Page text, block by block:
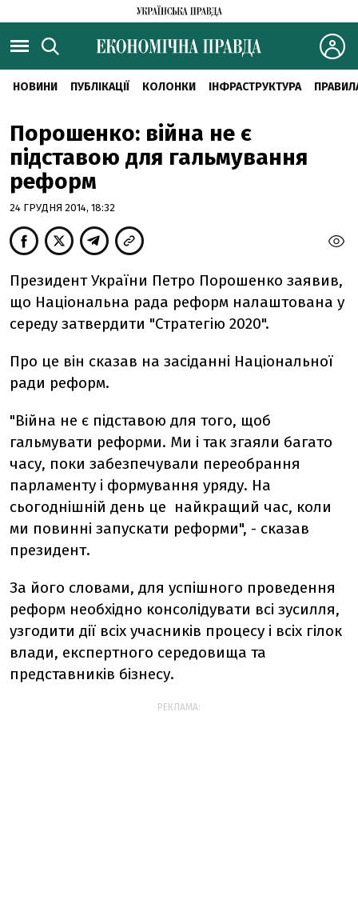
НОВИНИ ПУБЛІКАЦІЇ КОЛОНКИ ІНФРАСТРУКТУРА
Порошенко: війна не є
підставою для гальмування
реформ
24 ГРУДНЯ 2014, 18:32
Президент України Петро Порошенко заявив,
що Національна рада реформ налаштована у
середу затвердити "Стратегію 2020".
Про це він сказав на засіданні Національної
ради реформ.
"Війна не є підставою для того, щоб
гальмувати реформи. Ми і так згаяли багато
часу, поки забезпечували переобрання
парламенту і формування уряду. На
сьогоднішній день це найкращий час, коли
ми повинні запускати реформи", - сказав
президент.
За його словами, для успішного проведення
реформ необхідно консолідувати всі зусилля,
узгодити дії всіх учасників процесу і всіх гілок
влади, експертного середовища та
представників бізнесу.
РЕКЛАМА: